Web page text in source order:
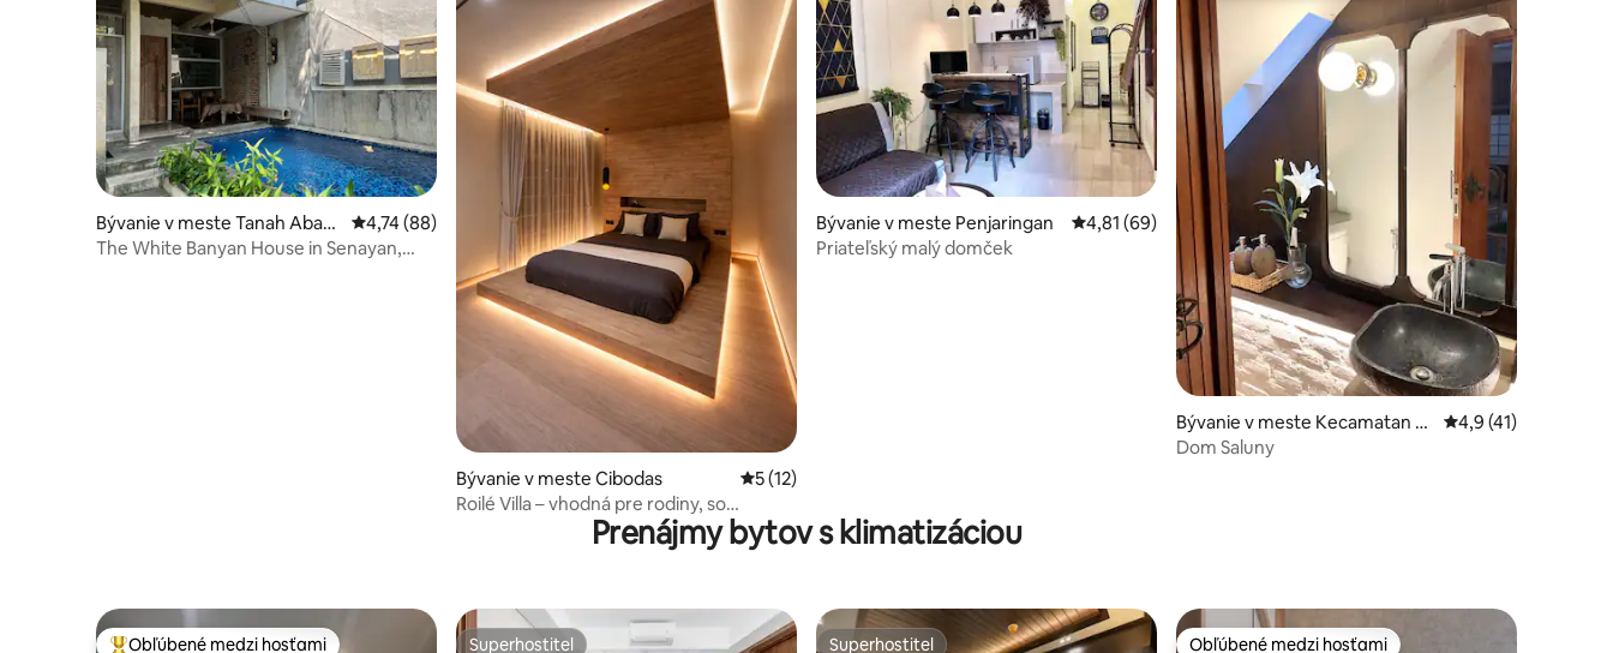
Bývanie v meste Tanah Aban
g
Priemerné ohodnotenie 4,74 z 5, počet hodnotení: 88
4,74 (88)
The White Banyan House in Senayan,
Bývanie v meste Cibodas Priemerné ohodnotenie 5 z 5, počet hodnotení: 12
5 (12)
Roilé Villa – vhodná pre rodiny, so
šmýkačkou a vaňou, Karawaci
Bývanie v meste Penjaringan Priemerné ohodnotenie 4,81 z 5, počet hodnotení: 69
4,81 (69)
Priateľský malý domček
Bývanie v meste Kecamatan P
ondok Aren
Priemerné
4,9 (41)
Dom Saluny
Prenájmy bytov s klimatizáciou
Obľúbené medzi hosťami Superhostiteľ Superhostiteľ Obľúbené medzi hosťami